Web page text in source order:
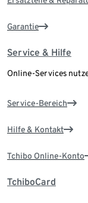
Garantie
Service & Hilfe
Online-Services
Service-Bereich
Hilfe & Kontakt
Tchibo Online-Konto
TchiboCard